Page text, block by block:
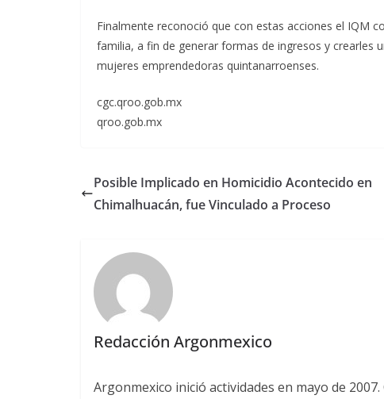
Finalmente reconoció que con estas acciones el IQM
familia, a fin de generar formas de ingresos y crearles
mujeres emprendedoras quintanarroenses.
cgc.qroo.gob.mx
qroo.gob.mx
Posible Implicado en Homicidio Acontecido en
Chimalhuacán, fue Vinculado a Proceso
Redacción Argonmexico
Argonmexico inició actividades en mayo de